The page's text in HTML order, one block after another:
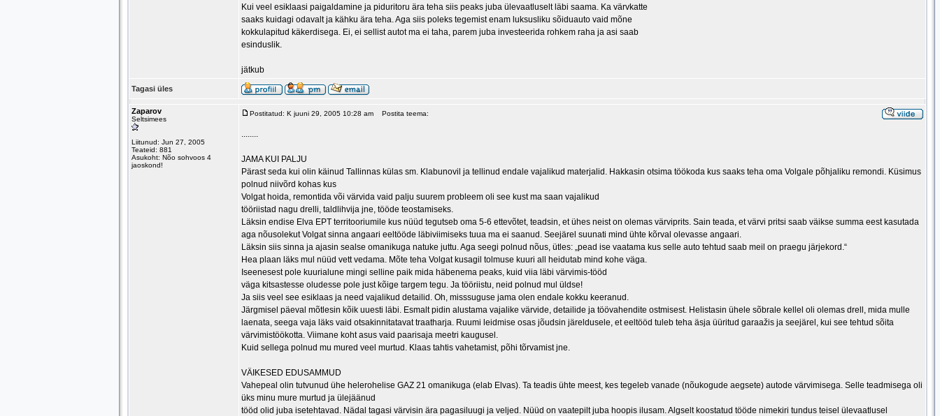
Kui veel esiklaasi paigaldamine ja piduritoru ära teha siis peaks juba ülevaatluselt läbi saama. Ka värvkatte
saaks kuidagi odavalt ja kähku ära teha. Aga siis poleks tegemist enam luksusliku sõiduauto vaid mõne
kokkulapitud käkerdisega. Ei, ei sellist autot ma ei taha, parem juba investeerida rohkem raha ja asi saab
esinduslik.
jätkub
Tagasi üles
Zaparov
Seltsimees
Liitunud: Jun 27, 2005
Teateid: 881
Asukoht: Nõo sohvoos 4
jaoskond!
Postitatud: K juuni 29, 2005 10:28 am Postita teema:
........
JAMA KUI PALJU
Pärast seda kui olin käinud Tallinnas külas sm. Klabunovil ja tellinud endale vajalikud materjalid. Hakkasin otsima töökoda kus saaks teha oma Volgale põhjaliku remondi. Küsimus
polnud niivõrd kohas kus
Volgat hoida, remontida või värvida vaid palju suurem probleem oli see kust ma saan vajalikud
tööriistad nagu drelli, taldlihvija jne, tööde teostamiseks.
Läksin endise Elva EPT territooriumile kus nüüd tegutseb oma 5-6 ettevõtet, teadsin, et ühes neist on olemas värviprits. Sain teada, et värvi pritsi saab väikse summa eest kasutada
aga nõusolekut Volgat sinna angaari eeltööde läbiviimiseks tuua ma ei saanud. Seejärel suunati mind ühte kõrval olevasse angaari.
Läksin siis sinna ja ajasin sealse omanikuga natuke juttu. Aga seegi polnud nõus, ütles: „pead ise vaatama kus selle auto tehtud saab meil on praegu järjekord.“
Hea plaan läks mul nüüd vett vedama. Mõte teha Volgat kusagil tolmuse kuuri all heidutab mind kohe väga.
Iseenesest pole kuurialune mingi selline paik mida häbenema peaks, kuid viia läbi värvimis-tööd
väga kitsastesse oludesse pole just kõige targem tegu. Ja tööriistu, neid polnud mul üldse!
Ja siis veel see esiklaas ja need vajalikud detailid. Oh, misssuguse jama olen endale kokku keeranud.
Järgmisel päeval mõtlesin kõik uuesti läbi. Esmalt pidin alustama vajalike värvide, detailide ja töövahendite ostmisest. Helistasin ühele sõbrale kellel oli olemas drell, mida mulle
laenata, seega vaja läks vaid otsakinnitatavat traatharja. Ruumi leidmise osas jõudsin järeldusele, et eeltööd tuleb teha äsja üüritud garaažis ja seejärel, kui see tehtud sõita
värvimistöökotta. Viimane koht asus vaid paarisaja meetri kaugusel.
Kuid sellega polnud mu mured veel murtud. Klaas tahtis vahetamist, põhi tõrvamist jne.
VÄIKESED EDUSAMMUD
Vahepeal olin tutvunud ühe helerohelise GAZ 21 omanikuga (elab Elvas). Ta teadis ühte meest, kes tegeleb vanade (nõukogude aegsete) autode värvimisega. Selle teadmisega oli
üks minu mure murtud ja ülejäänud
tööd olid juba isetehtavad. Nädal tagasi värvisin ära pagasiluugi ja veljed. Nüüd on vaatepilt juba hoopis ilusam. Algselt koostatud tööde nimekiri tundus teisel ülevaatlusel